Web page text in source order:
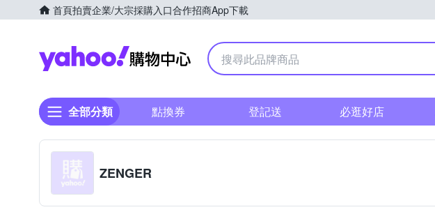
首頁拍賣企業/大宗採購入口合作招商App下載
Yahoo購物中心
全部分類 點換券 登記送 必逛好店
ZENGER